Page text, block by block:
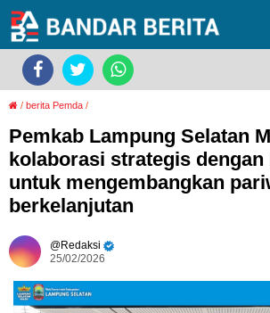
/ berita Pemda /
Pemkab Lampung Selatan
kolaborasi strategis dengan
untuk mengembangkan
berkelanjutan
Redaksi
25/02/2026